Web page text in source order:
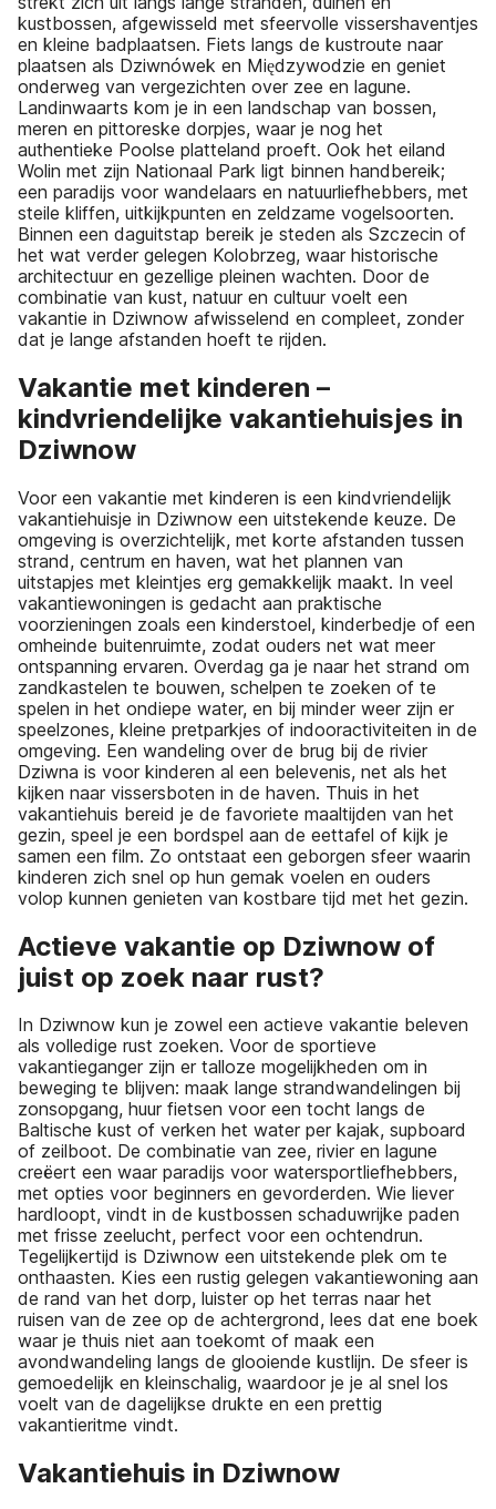
kustbossen, afgewisseld met sfeervolle vissershaventjes
en kleine badplaatsen. Fiets langs de kustroute naar
plaatsen als Dziwnówek en Międzywodzie en geniet
onderweg van vergezichten over zee en lagune.
Landinwaarts kom je in een landschap van bossen,
meren en pittoreske dorpjes, waar je nog het
authentieke Poolse platteland proeft. Ook het eiland
Wolin met zijn Nationaal Park ligt binnen handbereik;
een paradijs voor wandelaars en natuurliefhebbers, met
steile kliffen, uitkijkpunten en zeldzame vogelsoorten.
Binnen een daguitstap bereik je steden als Szczecin of
het wat verder gelegen Kolobrzeg, waar historische
architectuur en gezellige pleinen wachten. Door de
combinatie van kust, natuur en cultuur voelt een
vakantie in Dziwnow afwisselend en compleet, zonder
dat je lange afstanden hoeft te rijden.
Vakantie met kinderen –
kindvriendelijke vakantiehuisjes in
Dziwnow
Voor een vakantie met kinderen is een kindvriendelijk
vakantiehuisje in Dziwnow een uitstekende keuze. De
omgeving is overzichtelijk, met korte afstanden tussen
strand, centrum en haven, wat het plannen van
uitstapjes met kleintjes erg gemakkelijk maakt. In veel
vakantiewoningen is gedacht aan praktische
voorzieningen zoals een kinderstoel, kinderbedje of een
omheinde buitenruimte, zodat ouders net wat meer
ontspanning ervaren. Overdag ga je naar het strand om
zandkastelen te bouwen, schelpen te zoeken of te
spelen in het ondiepe water, en bij minder weer zijn er
speelzones, kleine pretparkjes of indooractiviteiten in de
omgeving. Een wandeling over de brug bij de rivier
Dziwna is voor kinderen al een belevenis, net als het
kijken naar vissersboten in de haven. Thuis in het
vakantiehuis bereid je de favoriete maaltijden van het
gezin, speel je een bordspel aan de eettafel of kijk je
samen een film. Zo ontstaat een geborgen sfeer waarin
kinderen zich snel op hun gemak voelen en ouders
volop kunnen genieten van kostbare tijd met het gezin.
Actieve vakantie op Dziwnow of
juist op zoek naar rust?
In Dziwnow kun je zowel een actieve vakantie beleven
als volledige rust zoeken. Voor de sportieve
vakantieganger zijn er talloze mogelijkheden om in
beweging te blijven: maak lange strandwandelingen bij
zonsopgang, huur fietsen voor een tocht langs de
Baltische kust of verken het water per kajak, supboard
of zeilboot. De combinatie van zee, rivier en lagune
creëert een waar paradijs voor watersportliefhebbers,
met opties voor beginners en gevorderden. Wie liever
hardloopt, vindt in de kustbossen schaduwrijke paden
met frisse zeelucht, perfect voor een ochtendrun.
Tegelijkertijd is Dziwnow een uitstekende plek om te
onthaasten. Kies een rustig gelegen vakantiewoning aan
de rand van het dorp, luister op het terras naar het
ruisen van de zee op de achtergrond, lees dat ene boek
waar je thuis niet aan toekomt of maak een
avondwandeling langs de glooiende kustlijn. De sfeer is
gemoedelijk en kleinschalig, waardoor je je al snel los
voelt van de dagelijkse drukte en een prettig
vakantieritme vindt.
Vakantiehuis in Dziwnow